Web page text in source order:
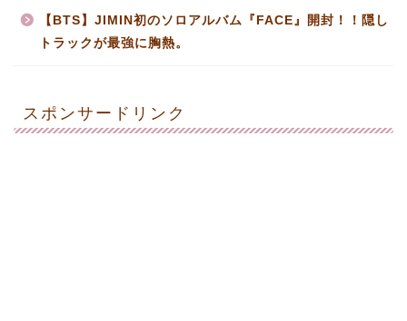
【BTS】JIMIN初のソロアルバム『FACE』開封！！隠し
トラックが最強に胸熱。
スポンサードリンク